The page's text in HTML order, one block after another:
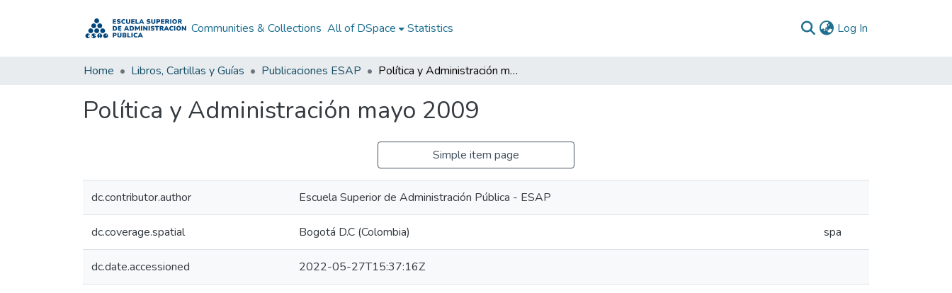
Communities & Collections All of DSpace Statistics Log In
Home Libros, Cartillas y Guías Publicaciones ESAP Política y Administración mayo 2009
Política y Administración mayo 2009
Simple item page
dc.contributor.author Escuela Superior de Administración Pública - ESAP
dc.coverage.spatial Bogotá D.C (Colombia) spa
dc.date.accessioned 2022-05-27T15:37:16Z